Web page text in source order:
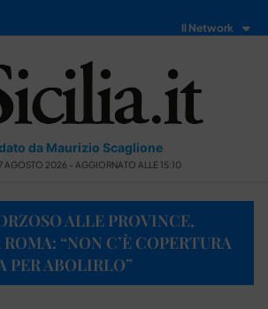
Il Network
da Maurizio Scaglione
AGOSTO 2026 - AGGIORNATO ALLE 15:10
ALLE PROVINCE,
“NON C’È COPERTURA
PER ABOLIRLO”